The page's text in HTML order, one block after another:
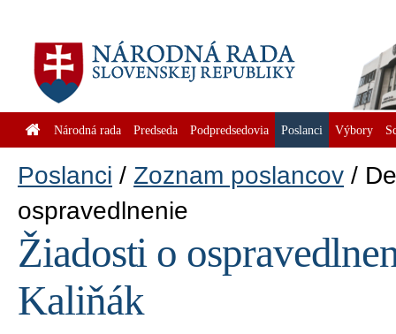
Národná rada Predseda Podpredsedovia Poslanci Výbory
Poslanci Zoznam poslancov
ospravedlnenie
Žiadosti o
Kaliňák